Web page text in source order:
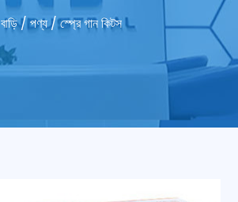
বাড়ি/পণ্য/স্প্রে গান কিটস